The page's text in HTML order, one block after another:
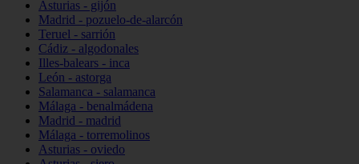
Asturias - gijón
Madrid - pozuelo-de-alarcón
Teruel - sarrión
Cádiz - algodonales
Illes-balears - inca
León - astorga
Salamanca - salamanca
Málaga - benalmádena
Madrid - madrid
Málaga - torremolinos
Asturias - oviedo